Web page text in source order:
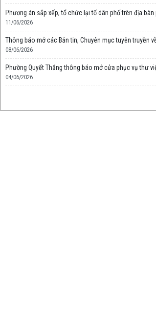
Phương án sắp xếp, tổ chức lại tổ dân phố trên địa bàn
11/06/2026
Thông báo mở các Bản tin, Chuyên mục tuyên truyền
08/06/2026
Phường Quyết Thắng thông báo mở cửa phục vụ thư
04/06/2026